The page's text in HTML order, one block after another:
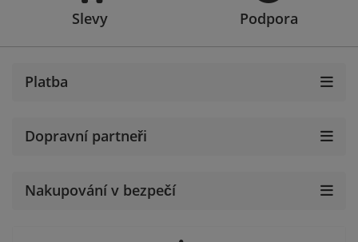
Slevy Podpora
Platba
Dopravní partneři
Nakupování v bezpečí